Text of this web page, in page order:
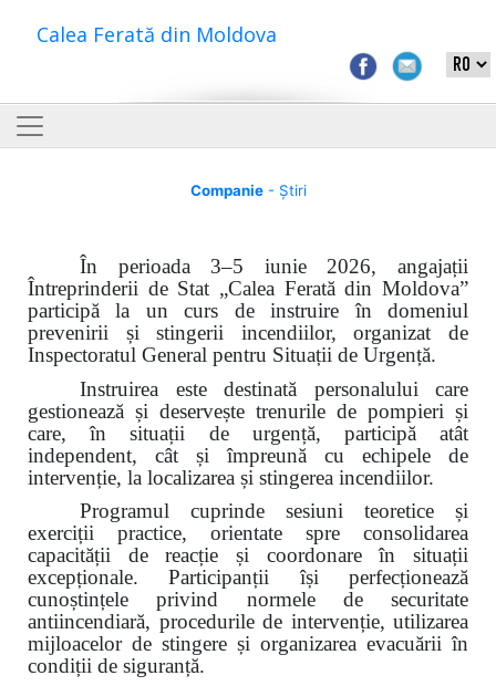
Calea Ferată din Moldova
Companie- Știri
În perioada 3–5 iunie 2026, angajații
Întreprinderii de Stat „Calea Ferată din Moldova”
participă la un curs de instruire în domeniul
prevenirii și stingerii incendiilor, organizat de
Inspectoratul General pentru Situații de Urgență.
Instruirea este destinată personalului care
gestionează și deservește trenurile de pompieri și
care, în situații de urgență, participă atât
independent, cât și împreună cu echipele de
intervenție, la localizarea și stingerea incendiilor.
Programul cuprinde sesiuni teoretice și
exerciții practice, orientate spre consolidarea
capacității de reacție și coordonare în situații
excepționale. Participanții își perfecționează
cunoștințele privind normele de securitate
antiincendiară, procedurile de intervenție, utilizarea
mijloacelor de stingere și organizarea evacuării în
condiții de siguranță.